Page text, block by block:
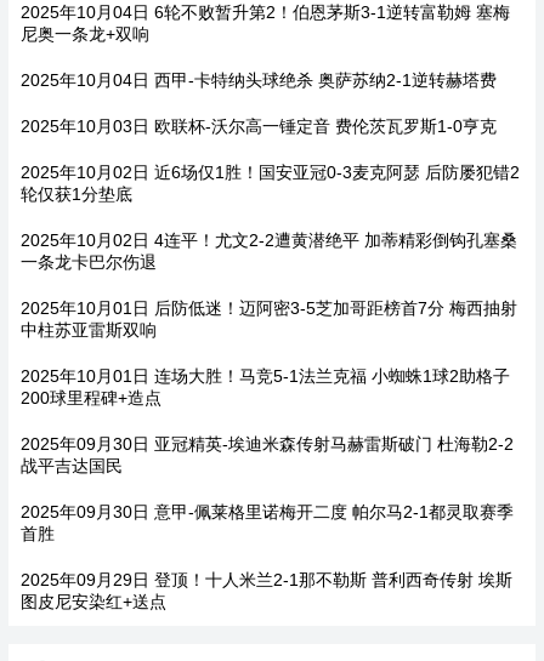
2025年10月04日 6轮不败暂升第2！伯恩茅斯3-1逆转富勒姆 塞梅
尼奥一条龙+双响
2025年10月04日 西甲-卡特纳头球绝杀 奥萨苏纳2-1逆转赫塔费
2025年10月03日 欧联杯-沃尔高一锤定音 费伦茨瓦罗斯1-0亨克
2025年10月02日 近6场仅1胜！国安亚冠0-3麦克阿瑟 后防屡犯错2
轮仅获1分垫底
2025年10月02日 4连平！尤文2-2遭黄潜绝平 加蒂精彩倒钩孔塞桑
一条龙卡巴尔伤退
2025年10月01日 后防低迷！迈阿密3-5芝加哥距榜首7分 梅西抽射
中柱苏亚雷斯双响
2025年10月01日 连场大胜！马竞5-1法兰克福 小蜘蛛1球2助格子
200球里程碑+造点
2025年09月30日 亚冠精英-埃迪米森传射马赫雷斯破门 杜海勒2-2
战平吉达国民
2025年09月30日 意甲-佩莱格里诺梅开二度 帕尔马2-1都灵取赛季
首胜
2025年09月29日 登顶！十人米兰2-1那不勒斯 普利西奇传射 埃斯
图皮尼安染红+送点